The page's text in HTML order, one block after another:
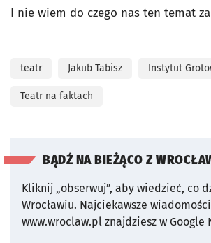
I nie wiem do czego nas ten temat
teatr Jakub Tabisz Instytut
Teatr na faktach
BĄDŹ NA BIEŻĄCO Z
Kliknij „obserwuj”, aby wiedzieć, co
Wrocławiu. Najciekawsze
www.wroclaw.pl znajdziesz w Google